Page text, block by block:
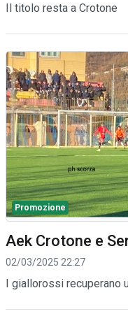
Il titolo resta a Crotone
Promozione
Aek Crotone e
02/03/2025 22:27
I giallorossi recuperano